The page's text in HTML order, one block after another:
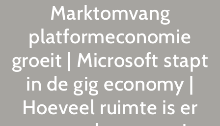
Marktomvang
platformeconomie
groeit | Microsoft stapt
in de gig economy |
Hoeveel ruimte is er